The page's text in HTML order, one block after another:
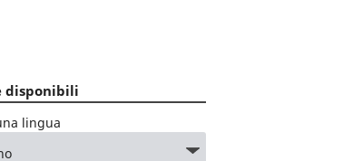
disponibili
lingua